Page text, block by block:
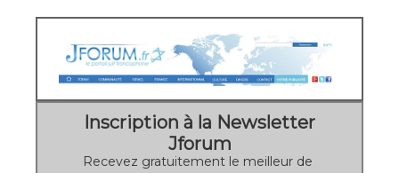
Inscription à la Newsletter
Jforum
Recevez gratuitement le meilleur de